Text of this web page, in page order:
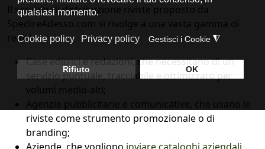
Il servizio di distribuzione riviste proposto da
SpedireAdesso.com si rivolge a una vasta gamma di
realtà:
Case editricie redazioni, che necessitano di un
servizio puntuale, tracciabile e ottimizzato per
volumi medio-alti;
Agenzie pubblicitarie e comunicative, che usano le
riviste come strumento promozionale o di
branding;